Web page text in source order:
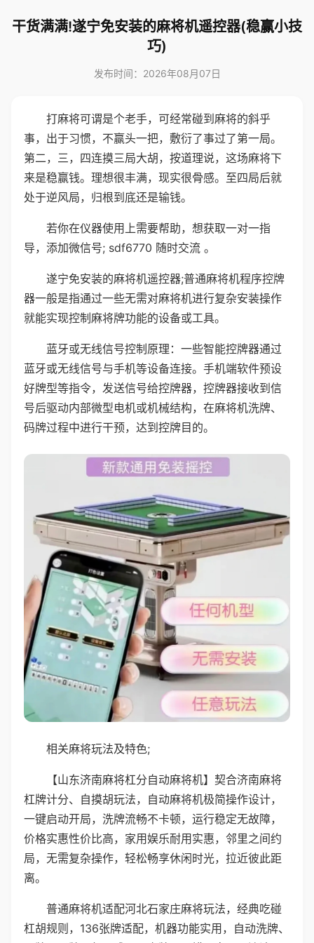
干货满满!遂宁免安装的麻将机遥控器(稳赢小技
巧)
发布时间：2026年08月07日
打麻将可谓是个老手，可经常碰到麻将的斜乎
事，出于习惯，不赢头一把，敷衍了事过了第一局。
第二，三，四连摸三局大胡，按道理说，这场麻将下
来是稳赢钱。理想很丰满，现实很骨感。至四局后就
处于逆风局，归根到底还是输钱。
若你在仪器使用上需要帮助，想获取一对一指
导，添加微信号; sdf6770 随时交流 。
遂宁免安装的麻将机遥控器;普通麻将机程序控牌
器一般是指通过一些无需对麻将机进行复杂安装操作
就能实现控制麻将牌功能的设备或工具。
蓝牙或无线信号控制原理：一些智能控牌器通过
蓝牙或无线信号与手机等设备连接。手机端软件预设
好牌型等指令，发送信号给控牌器，控牌器接收到信
号后驱动内部微型电机或机械结构，在麻将机洗牌、
码牌过程中进行干预，达到控牌目的。
相关麻将玩法及特色;
【山东济南麻将杠分自动麻将机】契合济南麻将
杠牌计分、自摸胡玩法，自动麻将机极简操作设计，
一键启动开局，洗牌流畅不卡顿，运行稳定无故障，
价格实惠性价比高，家用娱乐耐用实惠，邻里之间约
局，无需复杂操作，轻松畅享休闲时光，拉近彼此距
离。
普通麻将机适配河北石家庄麻将玩法，经典吃碰
杠胡规则，136张牌适配，机器功能实用，自动洗牌、